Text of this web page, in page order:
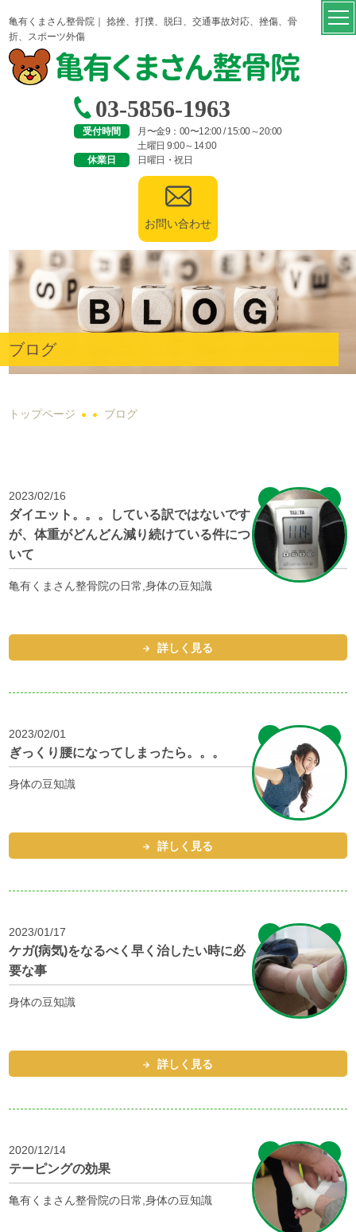
亀有くまさん整骨院｜ 捻挫、打撲、脱臼、交通事故対応、挫傷、骨
折、スポーツ外傷
03-5856-1963
受付時間
月〜金9：00〜12:00 / 15:00～20:00
土曜日 9:00～14:00
休業日
日曜日・祝日
お問い合わせ
ブログ
トップページ ブログ
2023/02/16
ダイエット。。。している訳ではないです
が、体重がどんどん減り続けている件につ
いて
亀有くまさん整骨院の日常,身体の豆知識
詳しく見る
2023/02/01
ぎっくり腰になってしまったら。。。
身体の豆知識
詳しく見る
2023/01/17
ケガ(病気)をなるべく早く治したい時に必
要な事
身体の豆知識
詳しく見る
2020/12/14
テーピングの効果
亀有くまさん整骨院の日常,身体の豆知識